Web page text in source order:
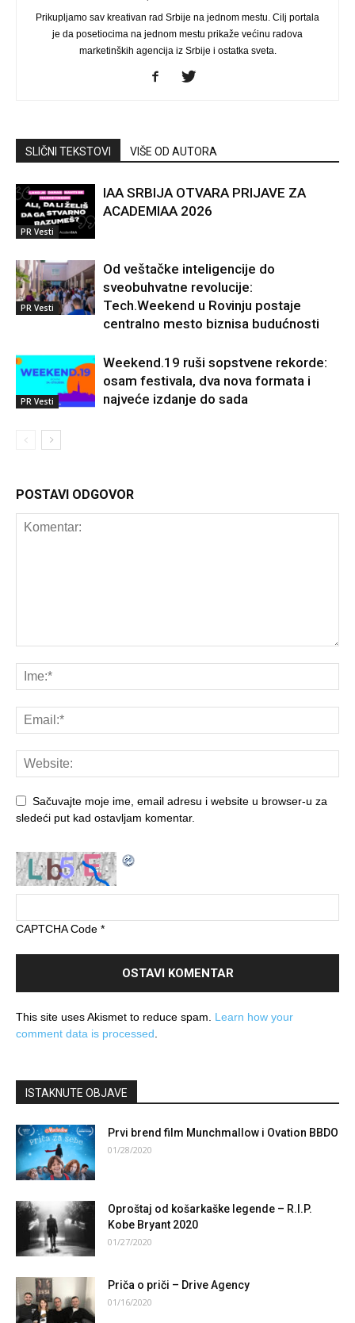
Prikupljamo sav kreativan rad Srbije na jednom mestu. Cilj portala
je da posetiocima na jednom mestu prikaže većinu radova
marketinških agencija iz Srbije i ostatka sveta.
SLIČNI TEKSTOVI VIŠE OD AUTORA
PR Vesti
IAA SRBIJA OTVARA PRIJAVE ZA
ACADEMIAA 2026
PR Vesti
Od veštačke inteligencije do
sveobuhvatne revolucije:
Tech.Weekend u Rovinju postaje
centralno mesto biznisa budućnosti
PR Vesti
Weekend.19 ruši sopstvene rekorde:
osam festivala, dva nova formata i
najveće izdanje do sada
POSTAVI ODGOVOR
Sačuvajte moje ime, email adresu i website u browser-u za
sledeći put kad ostavljam komentar.
CAPTCHA Code *
This site uses Akismet to reduce spam. Learn how your
comment data is processed.
ISTAKNUTE OBJAVE
Prvi brend film Munchmallow i Ovation BBDO
01/28/2020
Oproštaj od košarkaške legende – R.I.P.
Kobe Bryant 2020
01/27/2020
Priča o priči – Drive Agency
01/16/2020